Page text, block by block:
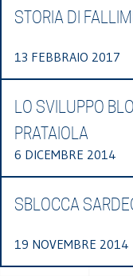
STORIA DI
13 FEBBRAIO 2017
LO SVILUPPO
PRATAIOLA
6 DICEMBRE 2014
SBLOCCA
19 NOVEMBRE 2014